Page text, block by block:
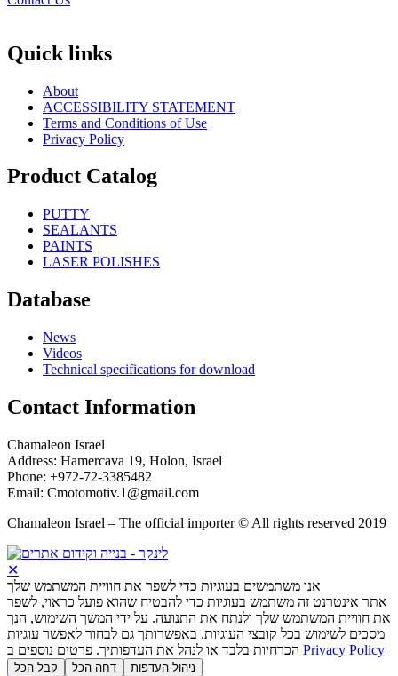
Quick links
About
ACCESSIBILITY STATEMENT
Terms and Conditions of Use
Privacy Policy
Product Catalog
PUTTY
SEALANTS
PAINTS
LASER POLISHES
Database
News
Videos
Technical specifications for download
Contact Information
Chamaleon Israel
Address: Hamercava 19, Holon, Israel
Phone: +972-72-3385482
Email: Cmotomotiv.1@gmail.com
Chamaleon Israel – The official importer © All rights reserved 2019
✕
אנו משתמשים בעוגיות כדי לשפר את חוויית המשתמש שלך
אתר אינטרנט זה משתמש בעוגיות כדי להבטיח שהוא פועל כראוי, לשפר
את חוויית המשתמש שלך ולנתח את התנועה. על ידי המשך השימוש, הנך
מסכים לשימוש בכל קובצי העוגיות. באפשרותך גם לבחור לאפשר עוגיות
Privacy Policy
קבל הכל דחה הכל ניהול העדפות